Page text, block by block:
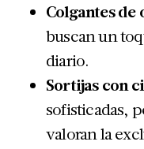
Colgantes de
buscan un
diario.
Sortijas con
sofisticadas,
valoran la